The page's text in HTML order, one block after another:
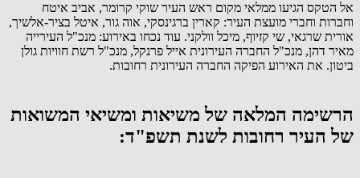
אל הטקס הגיעו ממלאי מקום ראש העיר שוקי קרומר, אביב איטח
וחברות וחברי מועצת העיר: קארין ברגינסקי, אוה גור, איטל בציר-אלשיך,
אורית שרגאי, שי קזיוף, מיכל וולקני. עוד נכחו באירוע: מנכ"ל העירייה
מאיר דהן, מנכ"ל החברה העירונית אייל פרנקל, מנכ"ל רשת חוויות גולן
ביטון. את האירוע הפיקה החברה העירונית רחובות.
הרשימה המלאה של משיאות ומשיאי המשואות
של העיר רחובות לשנת תשפ"ד: